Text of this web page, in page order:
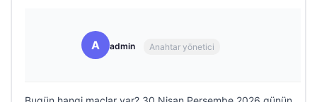
A admin Anahtar yönetici